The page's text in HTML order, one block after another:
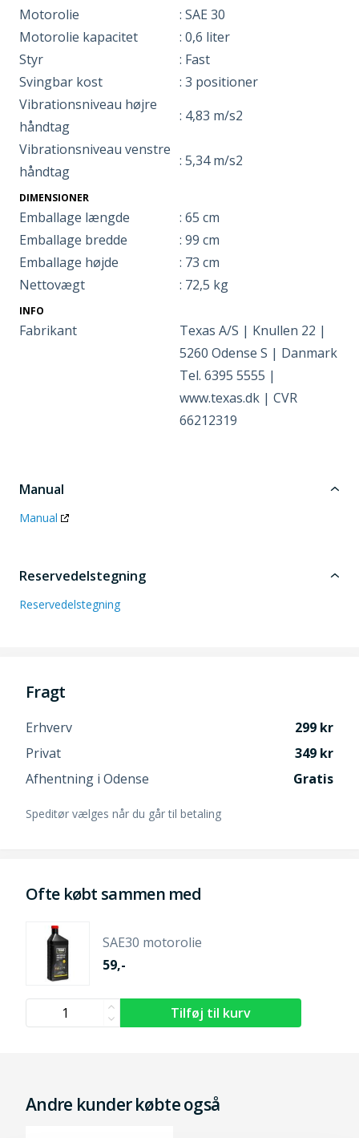
Motorolie
: SAE 30
Motorolie kapacitet
: 0,6 liter
Styr
: Fast
Svingbar kost
: 3 positioner
Vibrationsniveau højre
håndtag
: 4,83 m/s2
Vibrationsniveau venstre
håndtag
: 5,34 m/s2
DIMENSIONER
Emballage længde
: 65 cm
Emballage bredde
: 99 cm
Emballage højde
: 73 cm
Nettovægt
: 72,5 kg
INFO
Fabrikant
Texas A/S | Knullen 22 |
5260 Odense S | Danmark
Tel. 6395 5555 |
www.texas.dk | CVR
66212319
Manual
Manual
Reservedelstegning
Reservedelstegning
Fragt
Erhverv
299
Privat
349
Afhentning i Odense
Gratis
Speditør vælges når du går til betaling
Ofte købt sammen med
SAE30 motorolie
59,-
Andre kunder købte også